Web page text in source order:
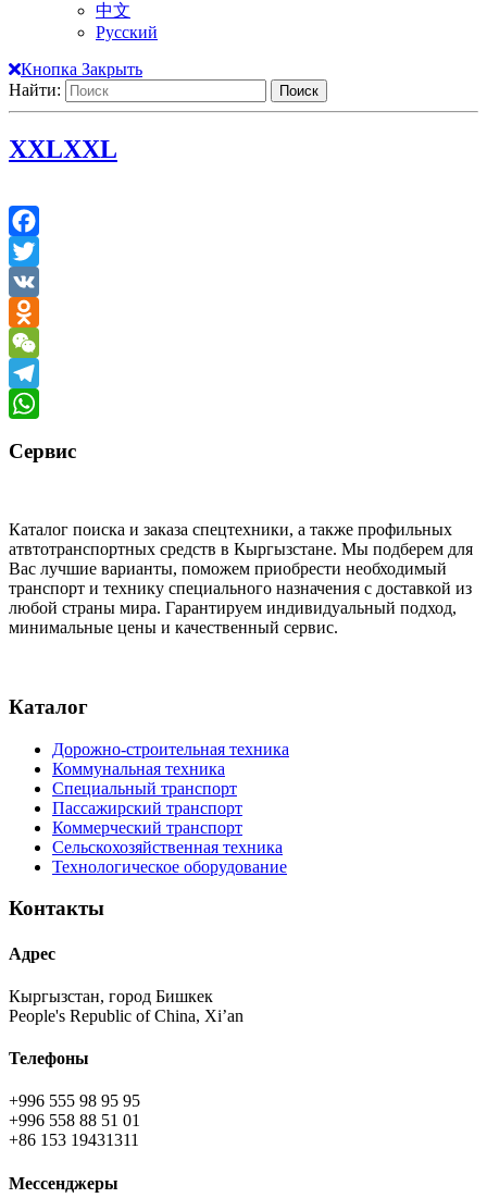
中文
Русский
Кнопка Закрыть
Найти:
XXLXXL
Facebook
Twitter
VK
Odnoklassniki
WeChat
Telegram
Сервис
Каталог поиска и заказа спецтехники, а также профильных
атвтотранспортных средств в Кыргызстане. Мы подберем для
Вас лучшие варианты, поможем приобрести необходимый
транспорт и технику специального назначения с доставкой из
любой страны мира. Гарантируем индивидуальный подход,
минимальные цены и качественный сервис.
Каталог
Дорожно-строительная техника
Коммунальная техника
Специальный транспорт
Пассажирский транспорт
Коммерческий транспорт
Сельскохозяйственная техника
Технологическое оборудование
Контакты
Адрес
Кыргызстан, город Бишкек
People's Republic of China, Xi’an
Телефоны
+996 555 98 95 95
+996 558 88 51 01
+86 153 19431311
Мессенджеры